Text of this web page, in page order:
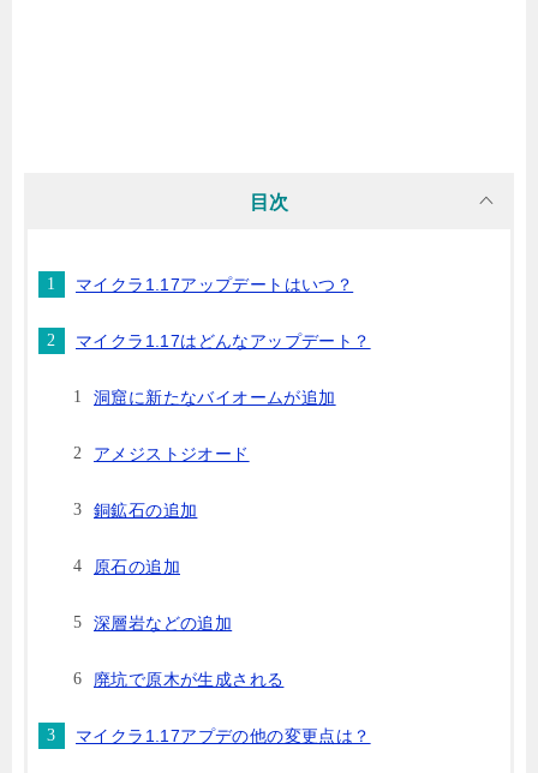
目次
マイクラ1.17アップデートはいつ？
マイクラ1.17はどんなアップデート？
洞窟に新たなバイオームが追加
アメジストジオード
銅鉱石の追加
原石の追加
深層岩などの追加
廃坑で原木が生成される
マイクラ1.17アプデの他の変更点は？